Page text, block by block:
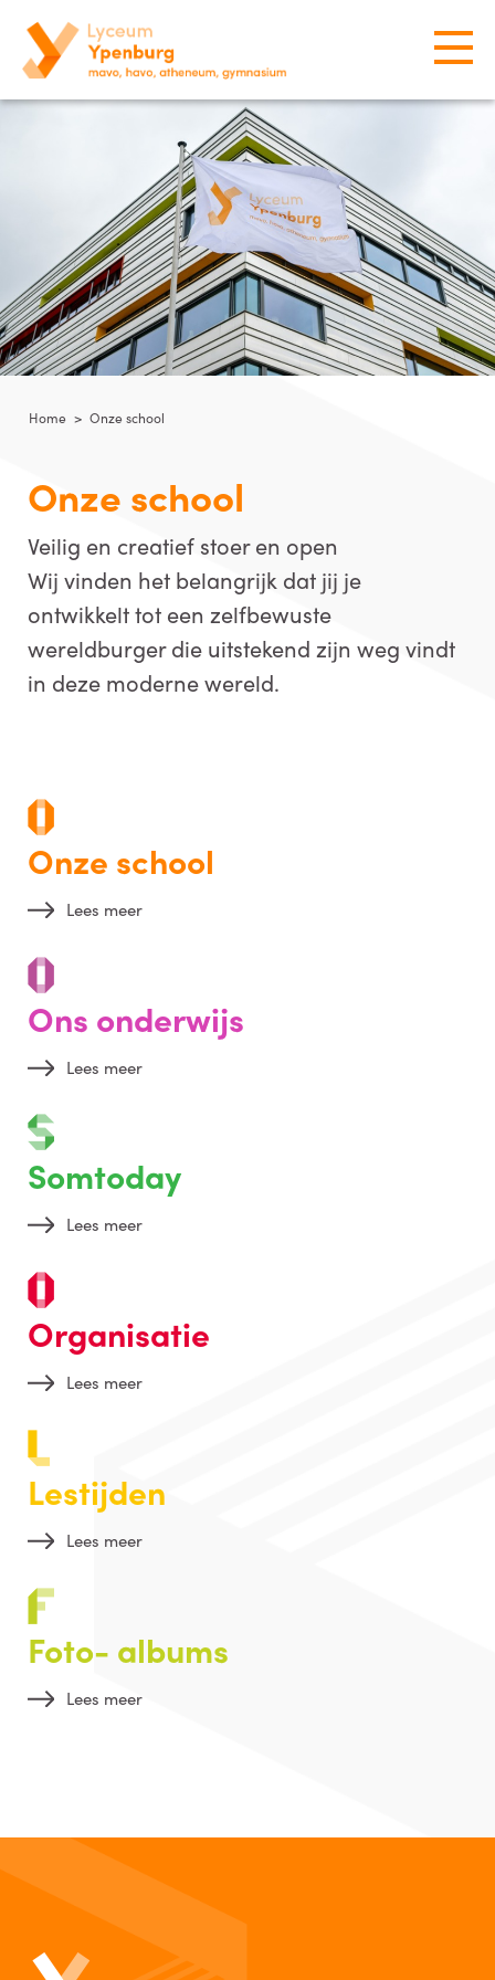
Onze school
Veilig en creatief stoer en open
Wij vinden het belangrijk dat jij je
ontwikkelt tot een zelfbewuste
wereldburger die uitstekend zijn weg vindt
in deze moderne wereld.
Home > Onze school
Onze school
Lees meer
Ons onderwijs
Lees meer
Somtoday
Lees meer
Organisatie
Lees meer
Lestijden
Lees meer
Foto- albums
Lees meer